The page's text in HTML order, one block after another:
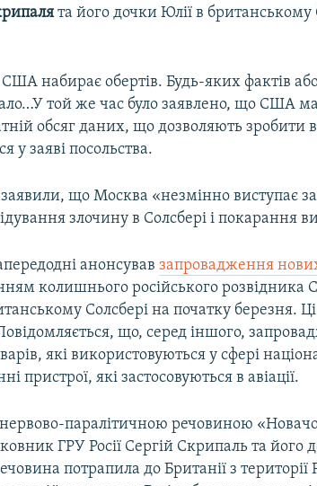
та його дочки Юлії в британському
набирає обертів. Будь-яких фактів
той же час було заявлено, що США
обсяг даних, що дозволяють зробити
у заяві посольства.
що Москва «незмінно виступає за
злочину в Солсбері і покарання
анонсувавзапровадження
колишнього російського розвідника
Солсбері на початку березня. Ці
що, серед іншого,
які використовуються у сфері
пристрої, які застосовуються в авіації.
нервово-паралітичною речовиною
ГРУ Росії Сергій Скрипаль та його
потрапила до Британії з території